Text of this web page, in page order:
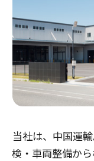
当社は、中国運
検・車両整備か